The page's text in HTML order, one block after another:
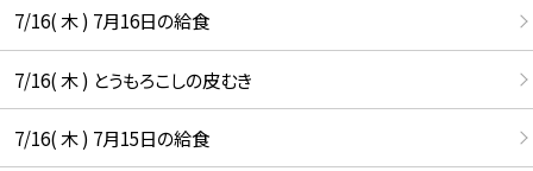
7/16( 木 ) 7月16日の給食
7/16( 木 ) とうもろこしの皮むき
7/16( 木 ) 7月15日の給食